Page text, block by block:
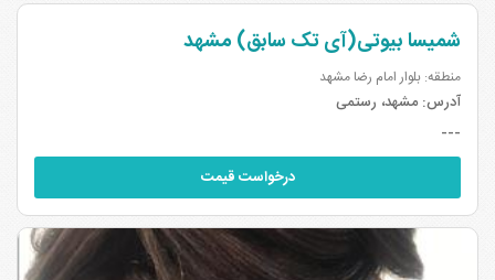
شمیسا بیوتی(آی تک سابق) مشهد
منطقه: بلوار امام رضا مشهد
آدرس:مشهد، رستمی
---
درخواست قیمت